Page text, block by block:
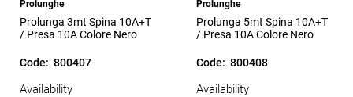
Prolunghe
Prolunga 3mt Spina 10A+T
/ Presa 10A Colore Nero
Code: 800407
Availability
Prolunghe
Prolunga 5mt Spina 10A+T
/ Presa 10A Colore Nero
Code: 800408
Availability